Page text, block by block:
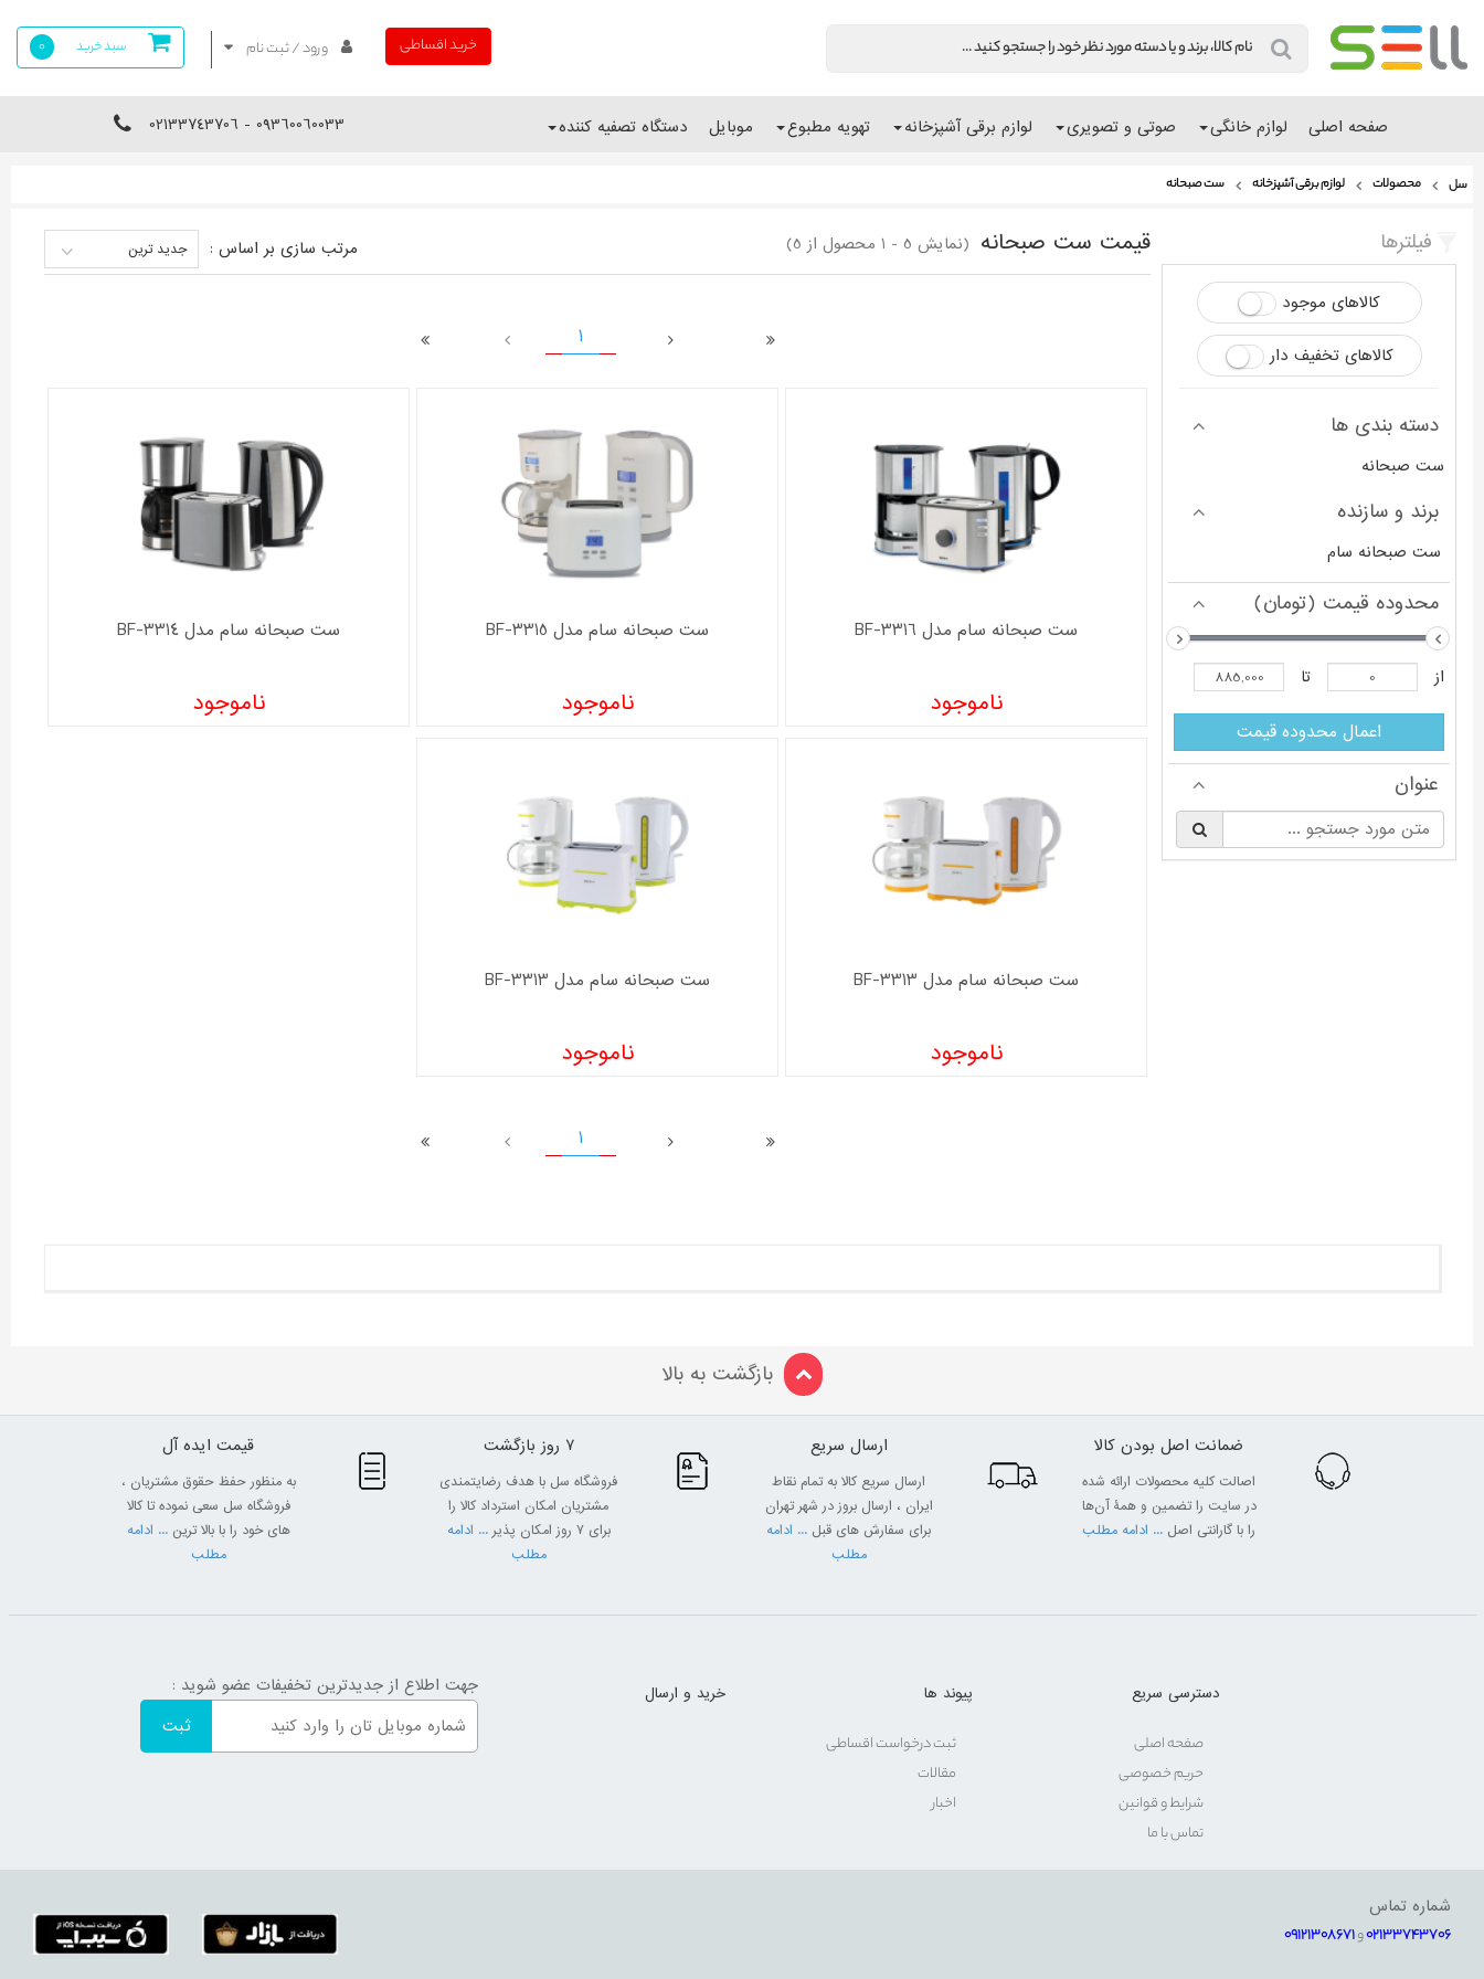
سبد خرید 0 ورود / ثبت نام خرید اقساطی
صفحه اصلی لوازم خانگی صوتی و تصویری لوازم برقی آشپزخانه تهویه مطبوع موبایل دستگاه تصفیه کننده 09360060033 - 02133743706
سل محصولات لوازم برقی آشپزخانه ست صبحانه
فیلترها
کالاهای موجود
کالاهای تخفیف دار
دسته بندی ها
ست صبحانه
برند و سازنده
ست صبحانه سام
محدوده قیمت (تومان)
از تا
اعمال محدوده قیمت
عنوان
§
قیمت ست صبحانه (نمایش 5 - 1 محصول از 5) مرتب سازی بر اساس : جدید ترین
1
ست صبحانه سام مدل BF-3316
ناموجود
ست صبحانه سام مدل BF-3315
ناموجود
ست صبحانه سام مدل BF-3314
ناموجود
ست صبحانه سام مدل BF-3313
ناموجود
ست صبحانه سام مدل BF-3313
ناموجود
1
بازگشت به بالا
ضمانت اصل بودن کالا
اصالت کلیه محصولات ارائه شده
در سایت را تضمین و همۀ آن‌ها
را با گارانتی اصل ... ادامه مطلب
ارسال سریع
ارسال سریع کالا به تمام نقاط
ایران ، ارسال بروز در شهر تهران
برای سفارش های قبل ... ادامه
مطلب
7 روز بازگشت
فروشگاه سل با هدف رضایتمندی
مشتریان امکان استرداد کالا را
برای 7 روز امکان پذیر
... ادامه
مطلب
قیمت ایده آل
به منظور حفظ حقوق مشتریان ،
فروشگاه سل سعی نموده تا کالا
های خود را با بالا ترین ... ادامه
مطلب
دسترسی سریع
صفحه اصلی
حریم خصوصی
شرایط و قوانین
تماس با ما
پیوند ها
ثبت درخواست اقساطی
مقالات
اخبار
خرید و ارسال جهت اطلاع از جدیدترین تخفیفات عضو شوید :
شماره تماس
02133743706و09121308671